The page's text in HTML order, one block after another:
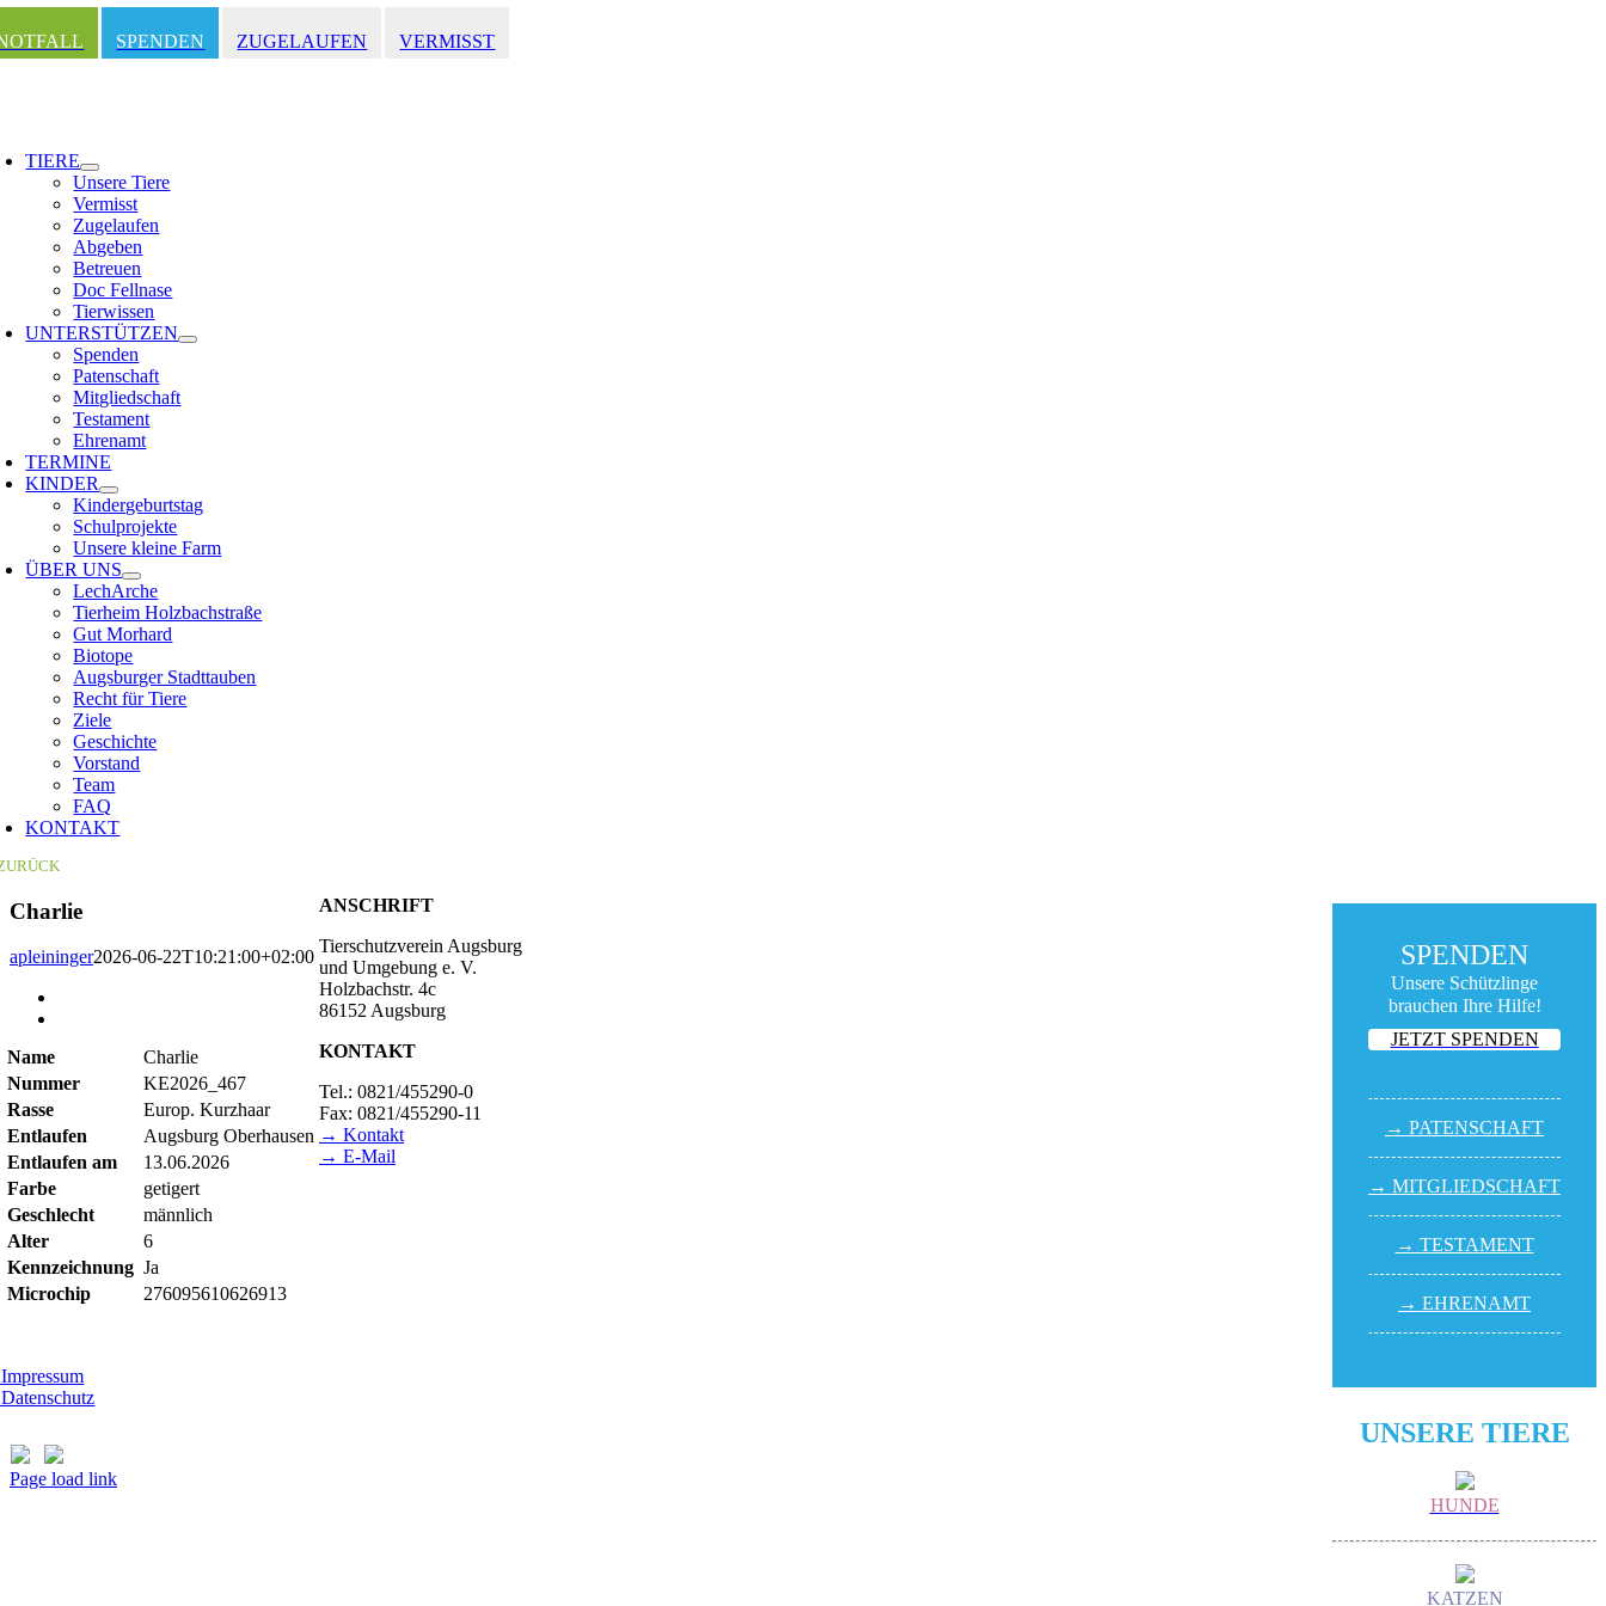
Inhalt
springen
SPENDEN ZUGELAUFEN VERMISST
TIERE
Unsere Tiere
Vermisst
Zugelaufen
Abgeben
Betreuen
Doc Fellnase
Tierwissen
UNTERSTÜTZEN
Spenden
Patenschaft
Mitgliedschaft
Testament
Ehrenamt
TERMINE
KINDER
Kindergeburtstag
Schulprojekte
Unsere kleine Farm
ÜBER UNS
LechArche
Tierheim Holzbachstraße
Gut Morhard
Biotope
Augsburger Stadttauben
Recht für Tiere
Ziele
Geschichte
Vorstand
Team
FAQ
KONTAKT
Charlie
apleininger2026-06-22T10:21:00+02:00
Name
Charlie
Nummer
KE2026_467
Rasse
Europ. Kurzhaar
Entlaufen
Augsburg Oberhausen
Entlaufen am
13.06.2026
Farbe
getigert
Geschlecht
männlich
Alter
6
Kennzeichnung Ja
Microchip
276095610626913
SPENDEN
Unsere Schützlinge
brauchen Ihre Hilfe!
JETZT SPENDEN
→ PATEN­SCHAFT
→ MITGLIED­SCHAFT
→ TESTA­MENT
→ EHREN­AMT
UNSERE TIERE
HUNDE
KATZEN
ANSCHRIFT
Tierschutzverein Augsburg
und Umgebung e. V.
Holzbachstr. 4c
86152 Augsburg
KONTAKT
Tel.: 0821/455290-0
Fax: 0821/455290-11
→ Kontakt
→ E-Mail
Page load link